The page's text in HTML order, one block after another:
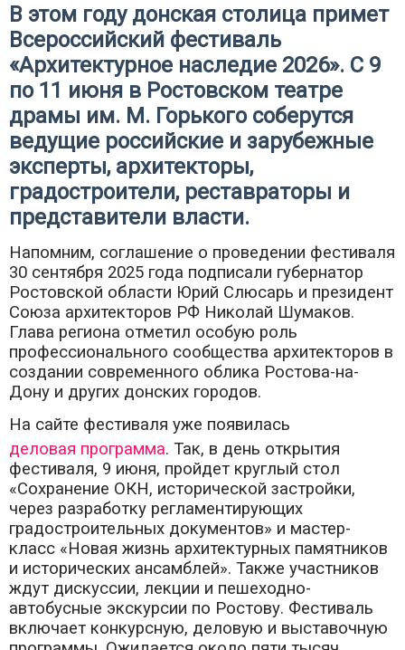
В этом году донская столица примет
Всероссийский фестиваль
«Архитектурное наследие 2026». С 9
по 11 июня в Ростовском театре
драмы им. М. Горького соберутся
ведущие российские и зарубежные
эксперты, архитекторы,
градостроители, реставраторы и
представители власти.
Напомним, соглашение о проведении фестиваля
30 сентября 2025 года подписали губернатор
Ростовской области Юрий Слюсарь и президент
Союза архитекторов РФ Николай Шумаков.
Глава региона отметил особую роль
профессионального сообщества архитекторов в
создании современного облика Ростова-на-
Дону и других донских городов.
На сайте фестиваля уже появилась
деловая программа. Так, в день открытия
фестиваля, 9 июня, пройдет круглый стол
«Сохранение ОКН, исторической застройки,
через разработку регламентирующих
градостроительных документов» и мастер-
класс «Новая жизнь архитектурных памятников
и исторических ансамблей». Также участников
ждут дискуссии, лекции и пешеходно-
автобусные экскурсии по Ростову. Фестиваль
включает конкурсную, деловую и выставочную